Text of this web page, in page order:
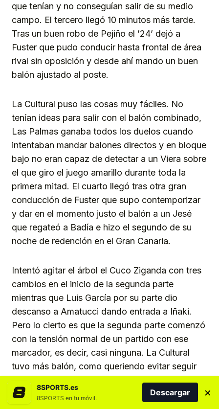
que tenían y no conseguían salir de su medio
campo. El tercero llegó 10 minutos más tarde.
Tras un buen robo de Pejiño el ’24’ dejó a
Fuster que pudo conducir hasta frontal de área
rival sin oposición y desde ahí mando un buen
balón ajustado al poste.
La Cultural puso las cosas muy fáciles. No
tenían ideas para salir con el balón combinado,
Las Palmas ganaba todos los duelos cuando
intentaban mandar balones directos y en bloque
bajo no eran capaz de detectar a un Viera sobre
el que giro el juego amarillo durante toda la
primera mitad. El cuarto llegó tras otra gran
conducción de Fuster que supo contemporizar
y dar en el momento justo el balón a un Jesé
que regateó a Badía e hizo el segundo de su
noche de redención en el Gran Canaria.
Intentó agitar el árbol el Cuco Ziganda con tres
cambios en el inicio de la segunda parte
mientras que Luis García por su parte dio
descanso a Amatucci dando entrada a Iñaki.
Pero lo cierto es que la segunda parte comenzó
con la tensión normal de un partido con ese
marcador, es decir, casi ninguna. La Cultural
tuvo más balón, como queriendo evitar seguir
recibiendo golpes, pero era incapaz de hacer
cosquillas al muro amarillo y es que la UD sacó
8SPORTS.es
8SPORTS en tu móvil.
Descargar ×